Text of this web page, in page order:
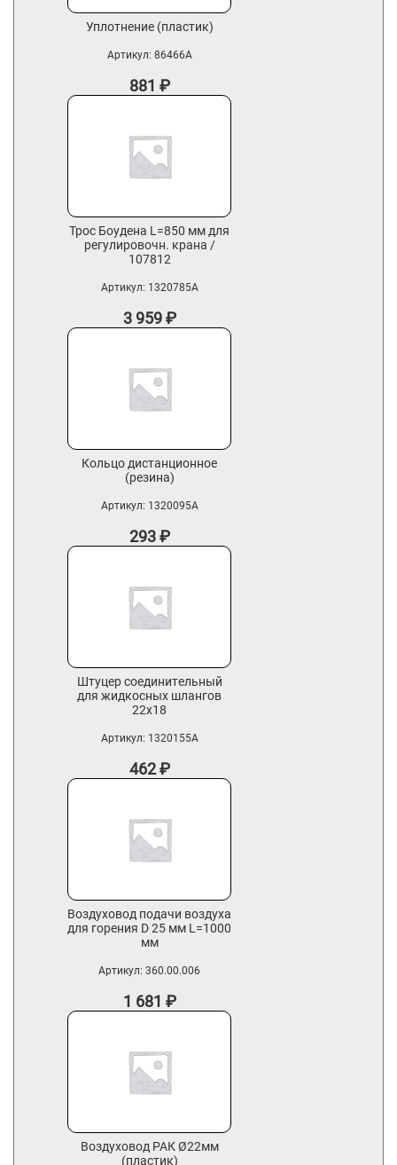
Уплотнение (пластик)
Артикул: 86466A
881 ₽
Трос Боудена L=850 мм для
регулировочн. крана /
107812
Артикул: 1320785A
3 959₽
Кольцо дистанционное
(резина)
Артикул: 1320095A
293₽
Штуцер соединительный
для жидкосных шлангов
22х18
Артикул: 1320155A
462₽
Воздуховод подачи воздуха
для горения D 25 мм L=1000
мм
Артикул: 360.00.006
1 681 ₽
Воздуховод РАК Ø22мм
(пластик)